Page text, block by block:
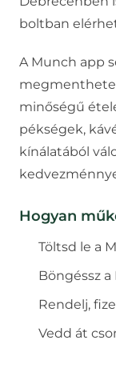
boltban
A Munch app
minőségű
pékségek,
kínálatából
Hogyan
Töltsd le a
Böngéssz a
Rendelj,
Vedd át